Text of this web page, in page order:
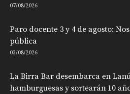
07/08/2026
Paro docente 3 y 4 de agosto:
pública
03/08/2026
La Birra Bar desembarca en
hamburguesas y sortearán 10